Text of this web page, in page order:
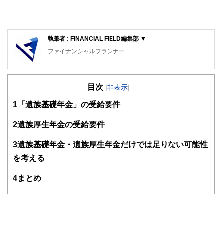
執筆者 : FINANCIAL FIELD編集部 ▼
ファイナンシャルプランナー
FinancialField編集部は、金融、経済に関する記事を、日々
知識がない方でも理解できるようわかりやすく発信していま
得者を中心に「お金や暮らし」に関する書籍・雑誌の編集経
験者で構成され、企画立案から記事掲載まですべての工程に
目次 [非表示]
1 「遺族基礎年金」の受給要件
2遺族厚生年金の受給要件
3遺族基礎年金・遺族厚生年金だけでは足りない可能性
を考える
4まとめ